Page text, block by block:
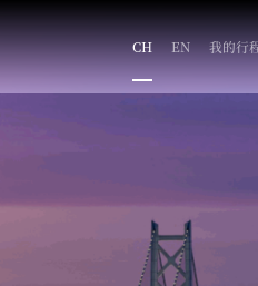
CH EN 我的行